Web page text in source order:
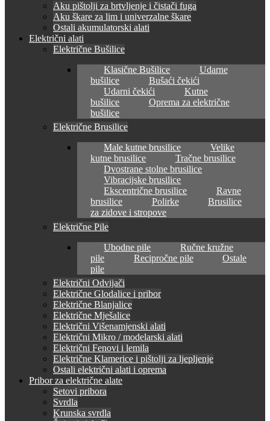
Aku pištolji za brtvljenje i čistači fuga
Aku škare za lim i univerzalne škare
Ostali akumulatorski alati
Električni alati
Električne Bušilice
Klasične Bušilice
Udarne
bušilice
Bušaći čekići
Udarni čekići
Kutne
bušilice
Oprema za električne
bušilice
Električne Brusilice
Male kutne brusilice
Velike
kutne brusilice
Tračne brusilice
Dvostrane stolne brusilice
Vibracijske brusilice
Ekscentrične brusilice
Ravne
brusilice
Polirke
Brusilice
za zidove i stropove
Električne Pile
Ubodne pile
Ručne kružne
pile
Recipročne pile
Ostale
pile
Električni Odvijači
Električne Glodalice i pribor
Električne Blanjalice
Električne Mješalice
Električni Višenamjenski alati
Električni Mikro / modelarski alati
Električni Fenovi i lemila
Električne Klamerice i pištolji za ljepljenje
Ostali električni alati i oprema
Pribor za električne alate
Setovi pribora
Svrdla
Krunska svrdla